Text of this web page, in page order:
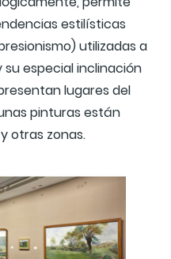
estilísticas
utilizadas a
especial inclinación
lugares del
pinturas están
otras zonas.